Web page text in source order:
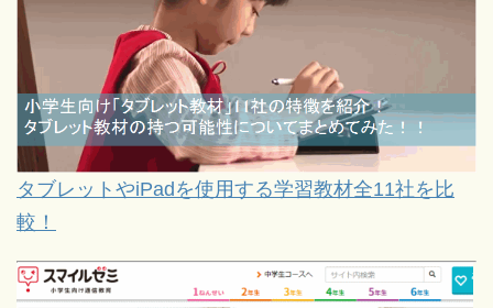
タブレットやiPadを使用する学習教材全11社を比
較！